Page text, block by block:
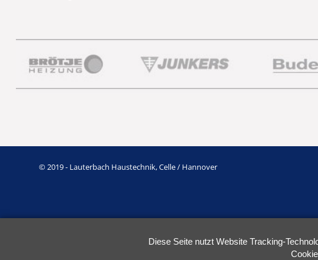
© 2019 - Lauterbach Haustechnik, Celle / Hannover
Diese Seite nutzt Website Tracking-